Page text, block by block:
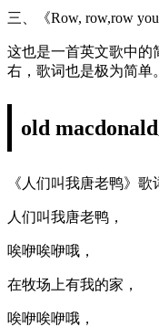
三、《Row, row,row
这也是一首英文歌中的
右，歌词也是极为简单。
old
《人们叫我唐老鸭》歌
人们叫我唐老鸭，
唉咿唉咿哦，
在牧场上有我的家，
唉咿唉咿哦，